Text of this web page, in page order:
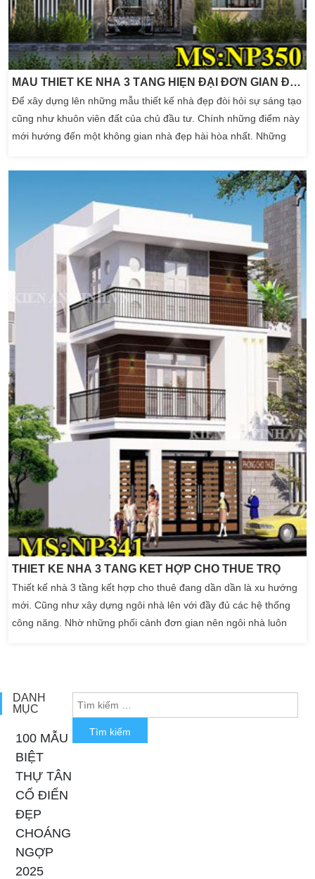
MẪU THIẾT KẾ NHÀ 3 TẦNG HIỆN ĐẠI ĐƠN GIẢN ĐẸP
Để xây dựng lên những mẫu thiết kế nhà đẹp đòi hỏi sự sáng tạo
cũng như khuôn viên đất của chủ đầu tư. Chính những điểm này
mới hướng đến một không gian nhà đẹp hài hòa nhất. Những
Một kiến trúc nhà đẹp chính là những yếu tố cơ bản mà nhiều
THIẾT KẾ NHÀ 3 TẦNG KẾT HỢP CHO THUÊ TRỌ
Thiết kế nhà 3 tầng kết hợp cho thuê đang dần dần là xu hướng
mới. Cũng như xây dựng ngôi nhà lên với đầy đủ các hệ thống
công năng. Nhờ những phối cảnh đơn gian nên ngôi nhà luôn
DANH
MỤC
100 MẪU
BIỆT
THỰ TÂN
CỔ ĐIỂN
ĐẸP
CHOÁNG
NGỢP
2025